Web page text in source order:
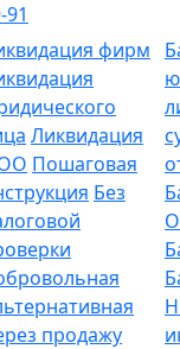
фирм
Ликвидация
Пошаговая
Без
продажу